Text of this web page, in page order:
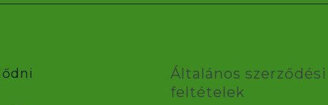
Általános szerződési
feltételek